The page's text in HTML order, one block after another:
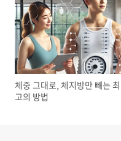
체중 그대로, 체지방만 빼는 최
고의 방법